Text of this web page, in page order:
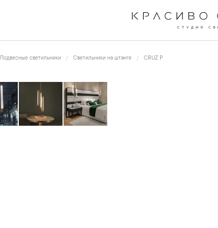
Подвесные светильники Светильники на штанге CRUZ P
←